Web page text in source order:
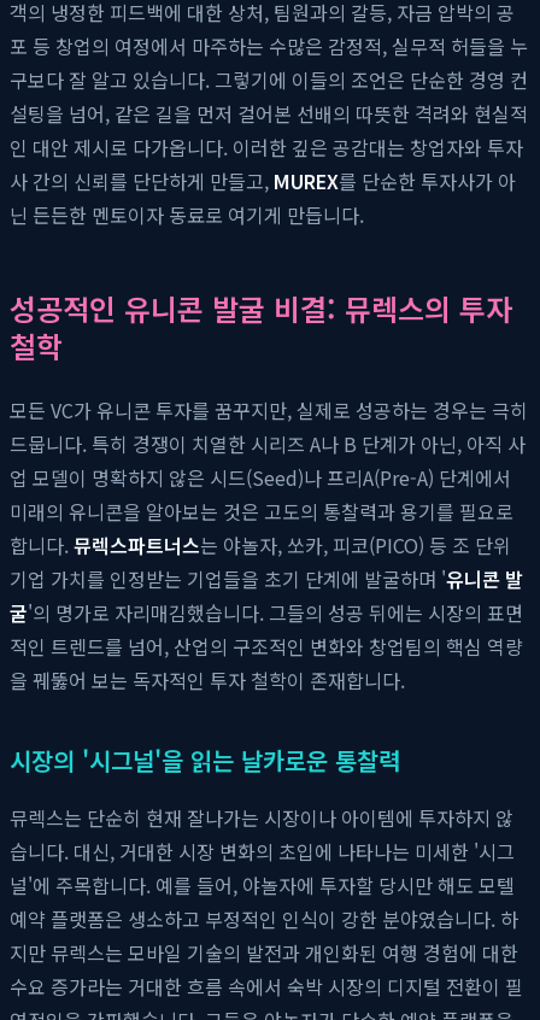
객의 냉정한 피드백에 대한 상처, 팀원과의 갈등, 자금 압박의 공
포 등 창업의 여정에서 마주하는 수많은 감정적, 실무적 허들을 누
구보다 잘 알고 있습니다. 그렇기에 이들의 조언은 단순한 경영 컨
설팅을 넘어, 같은 길을 먼저 걸어본 선배의 따뜻한 격려와 현실적
인 대안 제시로 다가옵니다. 이러한 깊은 공감대는 창업자와 투자
사 간의 신뢰를 단단하게 만들고, MUREX를 단순한 투자사가 아
닌 든든한 멘토이자 동료로 여기게 만듭니다.
성공적인 유니콘 발굴 비결: 뮤렉스의 투자
철학
모든 VC가 유니콘 투자를 꿈꾸지만, 실제로 성공하는 경우는 극히
드뭅니다. 특히 경쟁이 치열한 시리즈 A나 B 단계가 아닌, 아직 사
업 모델이 명확하지 않은 시드(Seed)나 프리A(Pre-A) 단계에서
미래의 유니콘을 알아보는 것은 고도의 통찰력과 용기를 필요로
합니다.뮤렉스파트너스는 야놀자, 쏘카, 피코(PICO) 등 조 단위
기업 가치를 인정받는 기업들을 초기 단계에 발굴하며 '유니콘 발
굴'의 명가로 자리매김했습니다. 그들의 성공 뒤에는 시장의 표면
적인 트렌드를 넘어, 산업의 구조적인 변화와 창업팀의 핵심 역량
을 꿰뚫어 보는 독자적인 투자 철학이 존재합니다.
시장의 '시그널'을 읽는 날카로운 통찰력
뮤렉스는 단순히 현재 잘나가는 시장이나 아이템에 투자하지 않
습니다. 대신, 거대한 시장 변화의 초입에 나타나는 미세한 '시그
널'에 주목합니다. 예를 들어, 야놀자에 투자할 당시만 해도 모텔
예약 플랫폼은 생소하고 부정적인 인식이 강한 분야였습니다. 하
지만 뮤렉스는 모바일 기술의 발전과 개인화된 여행 경험에 대한
수요 증가라는 거대한 흐름 속에서 숙박 시장의 디지털 전환이 필